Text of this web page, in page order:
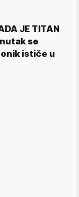
JE TITAN
se
ističe u